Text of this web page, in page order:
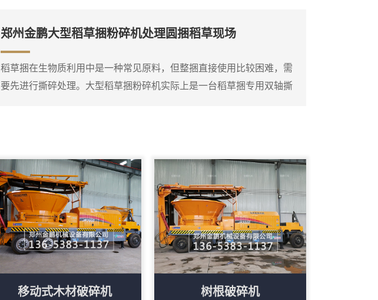
腔，即使形状复杂的树根也能顺利吃料。这台树根破碎机通常采用单轴
或双轴破碎结构，装有厚重的破碎刀片，由大功率电机或柴油机驱动。
郑州金鹏大型稻草捆粉碎机处理圆捆稻草现场
稻草捆在生物质利用中是一种常见原料，但整捆直接使用比较困难，需
要先进行撕碎处理。大型稻草捆粉碎机实际上是一台稻草捆专用双轴撕
轴组成，刀轴上装有多个合金撕碎刀片。稻草捆进入料斗后，在重力作
用下落到刀轴上，双轴相...
移动式木材破碎机 树根破碎机